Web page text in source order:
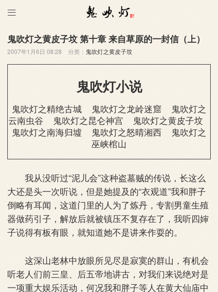

鬼吹灯之黄皮子坟 第十章 来自草原的一封信（上）
2007年1月6日 08:28 分类： 鬼吹灯之黄皮子坟
鬼吹灯小说
鬼吹灯之精绝古城 鬼吹灯之龙岭迷窟
鬼吹灯之
云南虫谷
鬼吹灯之昆仑神宫
鬼吹灯之黄皮子坟
鬼吹灯之南海归墟
鬼吹灯之怒晴湘西
鬼吹灯之
巫峡棺山
我从没听过“泥儿会”这种盗墓贼的传说，长这么
大还是头一次听说，但是她提及的“衣观道”我和胖子
倒略有耳闻，这道门里的人为了炼丹，专割男童生殖
器做药引子，解放后就被镇压不复存在了，我听四婶
子说得有板有眼，就知道她不是讲来作耍的。
这深山老林中放眼所见尽是寂寞的群山，有机会
听老人们前三皇、后五帝地讲古，对我们来说绝对是
一项重大娱乐活动，何况我和胖子等人在黄大仙庙中